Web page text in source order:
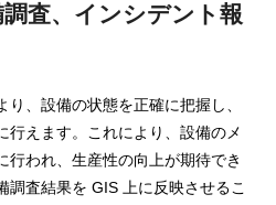
査、インシデント報
、設備の状態を正確に把握し、
行えます。これにより、設備のメ
行われ、生産性の向上が期待でき
調査結果を GIS 上に反映させるこ